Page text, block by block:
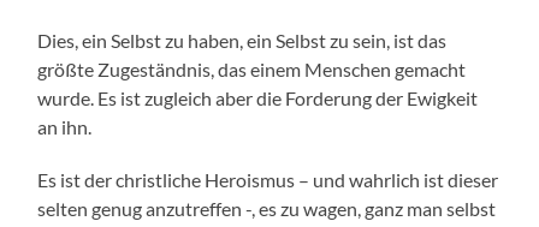
Dies, ein Selbst zu haben, ein Selbst zu sein, ist das
größte Zugeständnis, das einem Menschen gemacht
wurde. Es ist zugleich aber die Forderung der Ewigkeit
an ihn.
Es ist der christliche Heroismus – und wahrlich ist dieser
selten genug anzutreffen -, es zu wagen, ganz man selbst